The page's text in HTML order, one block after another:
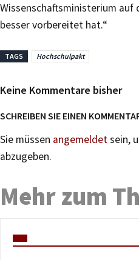
Wissenschaftsministerium
besser vorbereitet hat.“
TAGS Hochschulpakt
Keine Kommentare bisher
SCHREIBEN SIE EINEN
Sie müssen angemeldetsein,
abzugeben.
Mehr zum